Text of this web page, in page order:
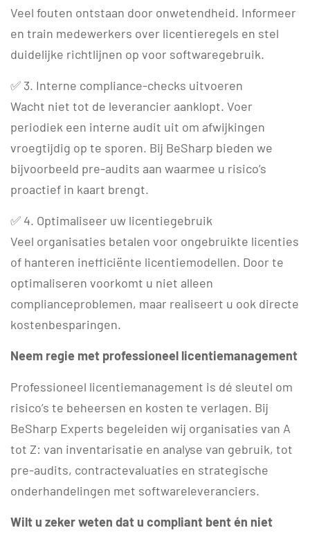
Veel fouten ontstaan door onwetendheid. Informeer
en train medewerkers over licentieregels en stel
duidelijke richtlijnen op voor softwaregebruik.
✅ 3. Interne compliance-checks uitvoeren
Wacht niet tot de leverancier aanklopt. Voer
periodiek een interne audit uit om afwijkingen
vroegtijdig op te sporen. Bij BeSharp bieden we
bijvoorbeeld pre-audits aan waarmee u risico’s
proactief in kaart brengt.
✅ 4. Optimaliseer uw licentiegebruik
Veel organisaties betalen voor ongebruikte licenties
of hanteren inefficiënte licentiemodellen. Door te
optimaliseren voorkomt u niet alleen
complianceproblemen, maar realiseert u ook directe
kostenbesparingen.
Neem regie met professioneel licentiemanagement
Professioneel licentiemanagement is dé sleutel om
risico’s te beheersen en kosten te verlagen. Bij
BeSharp Experts begeleiden wij organisaties van A
tot Z: van inventarisatie en analyse van gebruik, tot
pre-audits, contractevaluaties en strategische
onderhandelingen met softwareleveranciers.
Wilt u zeker weten dat u compliant bent én niet